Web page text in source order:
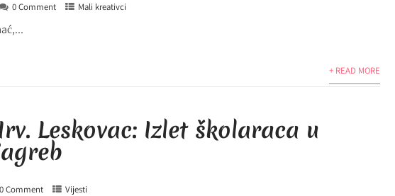
0 Comment Mali kreativci
+ READ MORE
Leskovac: Izlet školaraca u
0 Comment Vijesti